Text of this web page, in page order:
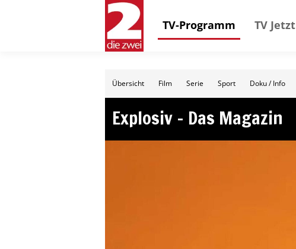
TV-Programm TV Jetzt
Übersicht Film Serie Sport Doku / Info
Explosiv – Das Magazin